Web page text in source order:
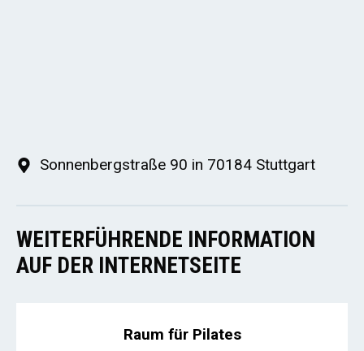
Sonnenbergstraße 90 in 70184 Stuttgart
WEITERFÜHRENDE INFORMATION
AUF DER INTERNETSEITE
Raum für Pilates